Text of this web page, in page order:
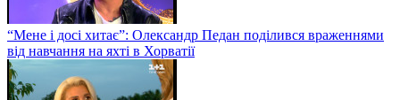
“Мене і досі хитає”: Олександр Педан поділився враженнями
від навчання на яхті в Хорватії